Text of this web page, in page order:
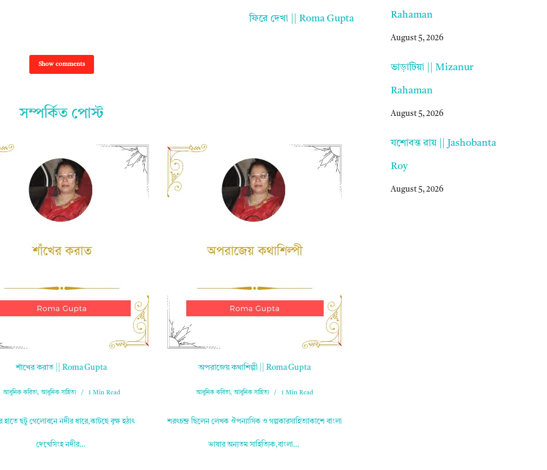
ফিরে দেখা || Roma Gupta
Show comments
সম্পর্কিত পোস্ট
শাঁখের করাত || Roma Gupta
আধুনিক কবিতা,আধুনিক সাহিত্য 1 Min Read
হাতে ছটু গেলোবনে নদীর ধারে,কাটছে বৃক্ষ হঠাৎ
দেখেসিংহ নদীর…
অপরাজেয় কথাশিল্পী || Roma Gupta
আধুনিক কবিতা,আধুনিক সাহিত্য 1 Min Read
শরৎচন্দ্র ছিলেন লেখক ঔপন্যাসিক ও গল্পকারসাহিত্যাকাশে বাংলা
ভাষার অন্যতম সাহিত্যিক,বাংলা…
Rahaman
August 5, 2026
ভাড়াটিয়া || Mizanur
Rahaman
August 5, 2026
যশোবন্ত রায় || Jashobanta
Roy
August 5, 2026